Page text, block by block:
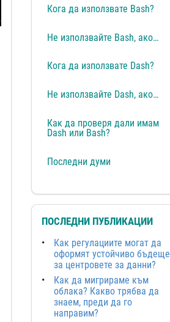
Кога да използвате Bash?
Не използвайте Bash, ако…
Кога да използвате Dash?
Не използвайте Dash, ако…
Как да проверя дали имам
Dash или Bash?
Последни думи
ПОСЛЕДНИ ПУБЛИКАЦИИ
Как регулациите могат да
оформят устойчиво бъдеще
за центровете за данни?
Как да мигрираме към
облака? Какво трябва да
знаем, преди да го
направим?